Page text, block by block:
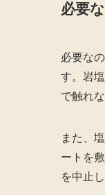
必要
必要な
す。岩
で触れ
また、
ートを
を中止